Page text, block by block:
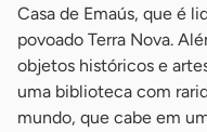
Casa de Emaús, que é
povoado Terra Nova.
objetos históricos e
uma biblioteca com
mundo, que cabe em